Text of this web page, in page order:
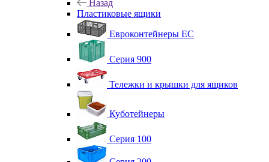
Назад
Пластиковые ящики
Евроконтейнеры ЕС
Серия 900
Тележки и крышки для ящиков
Куботейнеры
Серия 100